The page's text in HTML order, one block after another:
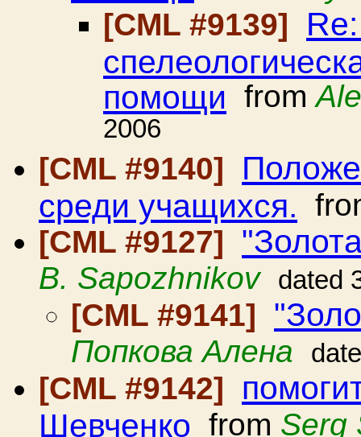
[CML #9139]
помощи from
2006
[CML #9140]
среди учащихся.
[CML #9127]
B. Sapozhnikov dated
[CML #9141]
Попкова Алена
[CML #9142]
Шевченко from Serg